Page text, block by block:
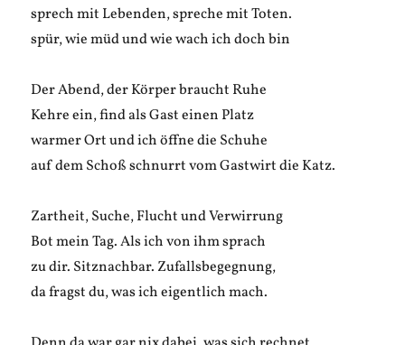
sprech mit Lebenden, spreche mit Toten.
spür, wie müd und wie wach ich doch bin
Der Abend, der Körper braucht Ruhe
Kehre ein, find als Gast einen Platz
warmer Ort und ich öffne die Schuhe
auf dem Schoß schnurrt vom Gastwirt die Katz.
Zartheit, Suche, Flucht und Verwirrung
Bot mein Tag. Als ich von ihm sprach
zu dir. Sitznachbar. Zufallsbegegnung,
da fragst du, was ich eigentlich mach.